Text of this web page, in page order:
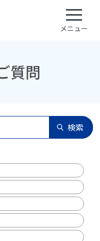
メニュー
質問
検索